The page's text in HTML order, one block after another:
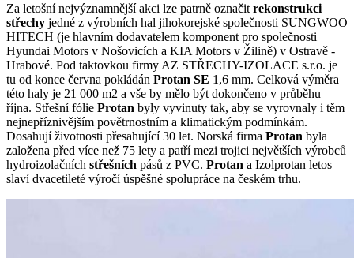
Za letošní nejvýznamnější akci lze patrně označit rekonstrukci
střechy jedné z výrobních hal jihokorejské společnosti SUNGWOO
HITECH (je hlavním dodavatelem komponent pro společnosti
Hyundai Motors v Nošovicích a KIA Motors v Žilině) v Ostravě -
Hrabové. Pod taktovkou firmy AZ STŘECHY-IZOLACE s.r.o. je
tu od konce června pokládán Protan SE 1,6 mm. Celková výměra
této haly je 21 000 m2 a vše by mělo být dokončeno v průběhu
října. Střešní fólie Protan byly vyvinuty tak, aby se vyrovnaly i těm
nejnepříznivějším povětrnostním a klimatickým podmínkám.
Dosahují životnosti přesahující 30 let. Norská firma Protan byla
založena před více než 75 lety a patří mezi trojici největších výrobců
hydroizolačních střešních pásů z PVC. Protan a Izolprotan letos
slaví dvacetileté výročí úspěšné spolupráce na českém trhu.